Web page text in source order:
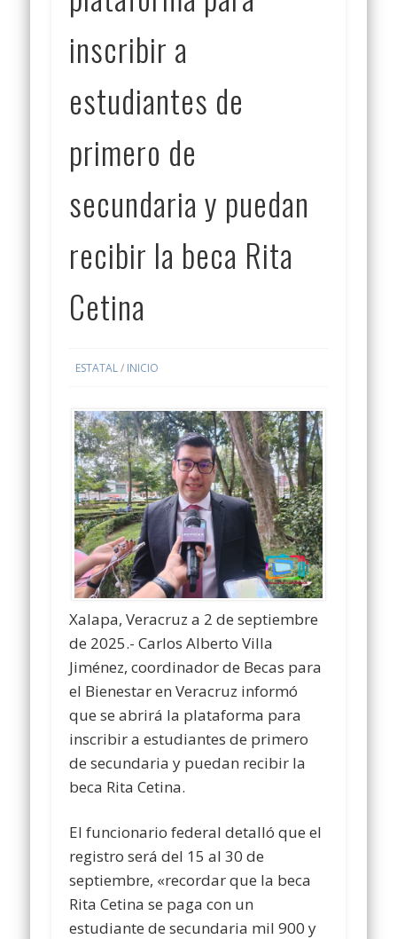
inscribir a
estudiantes de
primero de
secundaria y puedan
recibir la beca Rita
Cetina
ESTATAL/ INICIO
Xalapa, Veracruz a 2 de septiembre
de 2025.- Carlos Alberto Villa
Jiménez, coordinador de Becas para
el Bienestar en Veracruz informó
que se abrirá la plataforma para
inscribir a estudiantes de primero
de secundaria y puedan recibir la
beca Rita Cetina.
El funcionario federal detalló que el
registro será del 15 al 30 de
septiembre, «recordar que la beca
Rita Cetina se paga con un
estudiante de secundaria mil 900 y